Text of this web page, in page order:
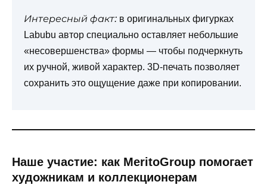
Интересный факт: в оригинальных фигурках
Labubu автор специально оставляет небольшие
«несовершенства» формы — чтобы подчеркнуть
их ручной, живой характер. 3D-печать позволяет
сохранить это ощущение даже при копировании.
Наше участие: как MeritoGroup помогает
художникам и коллекционерам